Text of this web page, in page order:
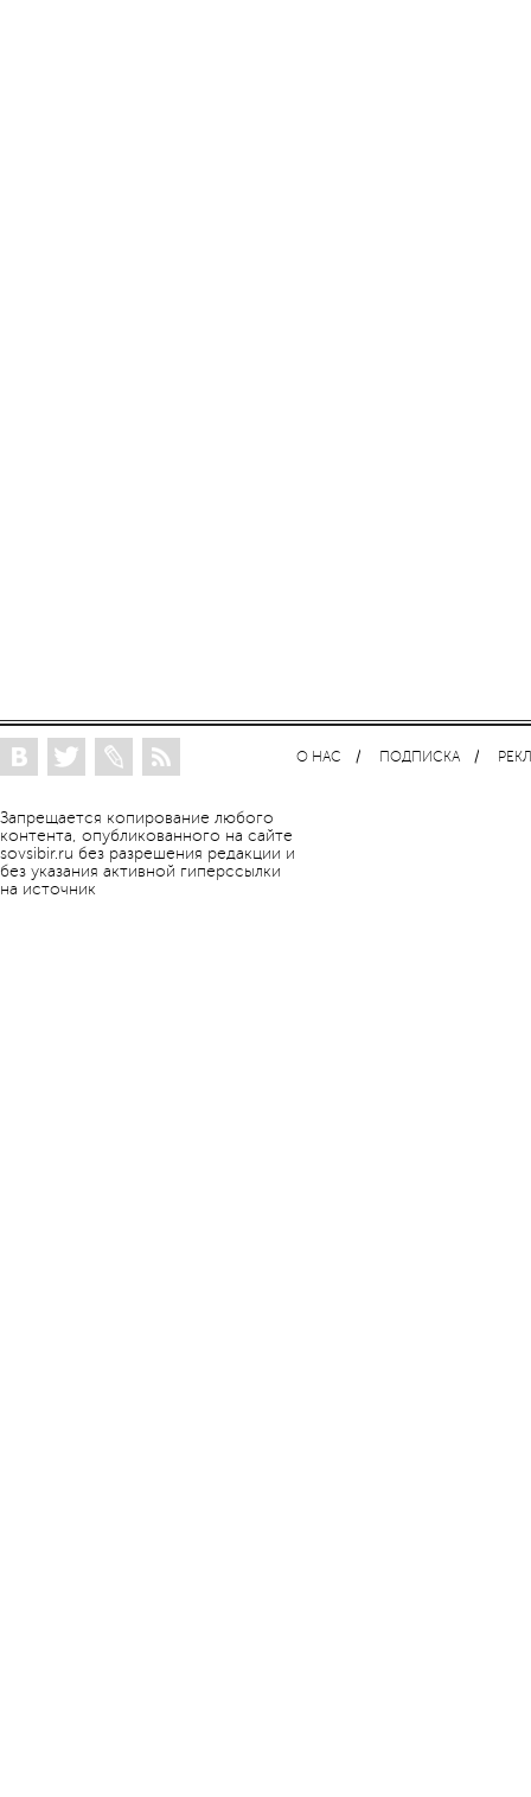
Запрещается копирование любого
контента, опубликованного на сайте
sovsibir.ru без разрешения редакции и
без указания активной гиперссылки
на источник
О НАС ПОДПИСКА